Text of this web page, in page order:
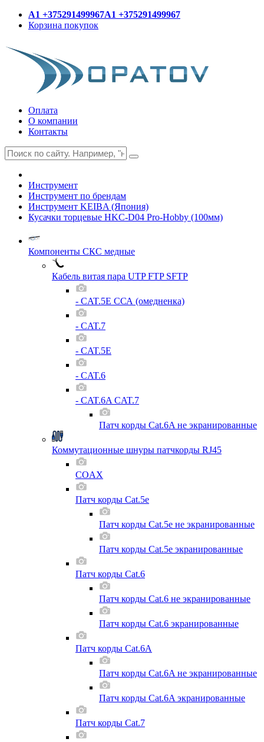
A1 +375291499967A1 +375291499967
Корзина покупок
Оплата
О компании
Контакты
Инструмент
Инструмент по брендам
Инструмент KEIBA (Япония)
Кусачки торцевые HKC-D04 Pro-Hobby (100мм)
Компоненты СКС медные
Кабель витая пара UTP FTP SFTP
- CAT.5E ССА (омедненка)
- CAT.7
- CAT.5E
- CAT.6
- CAT.6A CAT.7
Патч корды Cat.6A не экранированные
Коммутационные шнуры патчкорды RJ45
COAX
Патч корды Cat.5e
Патч корды Cat.5e не экранированные
Патч корды Cat.5e экранированные
Патч корды Cat.6
Патч корды Cat.6 не экранированные
Патч корды Cat.6 экранированные
Патч корды Cat.6A
Патч корды Cat.6A не экранированные
Патч корды Cat.6A экранированные
Патч корды Cat.7